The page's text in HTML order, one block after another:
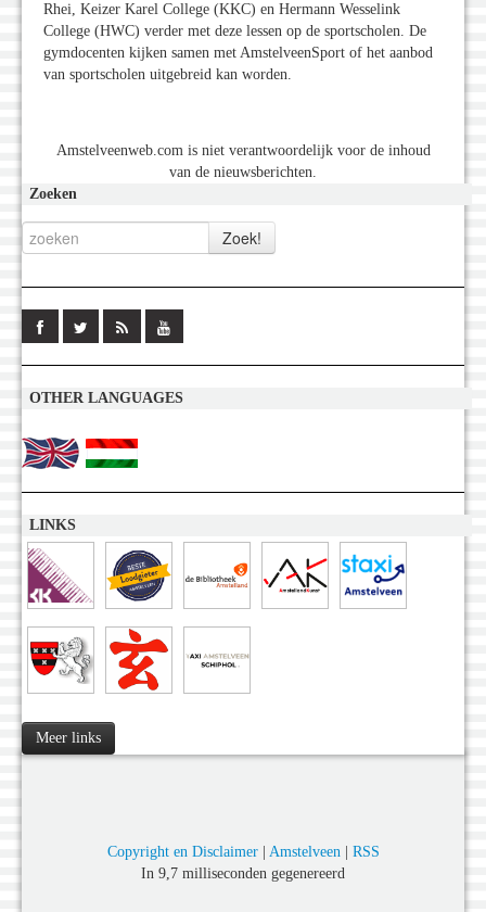
Rhei, Keizer Karel College (KKC) en Hermann Wesselink
College (HWC) verder met deze lessen op de sportscholen. De
gymdocenten kijken samen met AmstelveenSport of het aanbod
van sportscholen uitgebreid kan worden.
Amstelveenweb.com is niet verantwoordelijk voor de inhoud
van de nieuwsberichten.
Zoeken
OTHER LANGUAGES
LINKS
Meer links
Copyright en Disclaimer| Amstelveen| RSS
In 9,7 milliseconden gegenereerd